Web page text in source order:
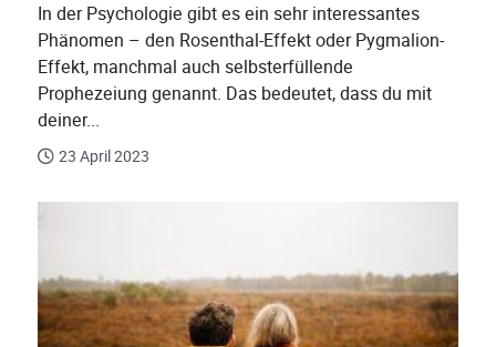
In der Psychologie gibt es ein sehr interessantes
Phänomen – den Rosenthal-Effekt oder Pygmalion-
Effekt, manchmal auch selbsterfüllende
Prophezeiung genannt. Das bedeutet, dass du mit
deiner...
23 April 2023